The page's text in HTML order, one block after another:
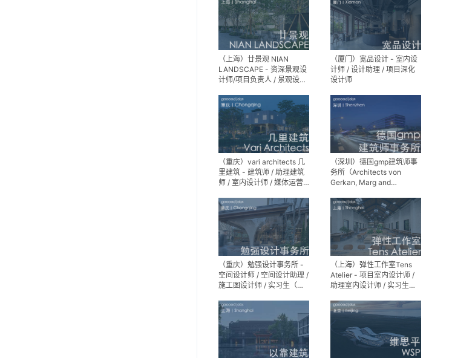
（上海）廿景观 NIAN
LANDSCAPE - 资深景观设
计师/项目负责人 / 景观设计
（厦门）宽品设计 - 室内设
计师 / 设计助理 / 项目深化
设计师
（重庆）vari architects 几
里建筑 - 建筑师 / 助理建筑
师 / 室内设计师 / 媒体运营
（深圳）德国gmp建筑师事
务所（Architects von
Gerkan, Marg and
（重庆）勉强设计事务所 -
空间设计师 / 空间设计助理 /
施工图设计师 / 实习生（长
（上海）弹性工作室Tens
Atelier - 项目室内设计师 /
助理室内设计师 / 实习生